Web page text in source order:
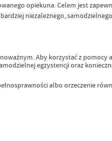
opiekuna. Celem jest
niezależnego,
Aby korzystać z pomocy
egzystencji oraz
albo orzeczenie